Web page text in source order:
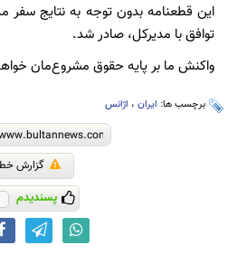
این قطعنامه بدون توجه به نتایج سفر
توافق با مدیرکل، صادر شد.
واکنش ما بر پایه حقوق مشروع‌مان
برچسب ها: ایران ، اژانس
گزارش
پسندیدم